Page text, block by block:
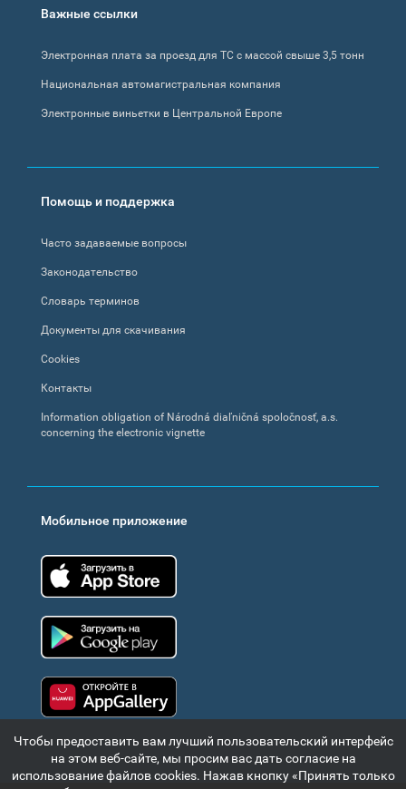
Важные ссылки
Электронная плата за проезд для ТС с массой свыше 3,5 тонн
Национальная автомагистральная компания
Электронные виньетки в Центральной Европе
Помощь и поддержка
Часто задаваемые вопросы
Законодательство
Словарь терминов
Документы для скачивания
Cookies
Контакты
Information obligation of Národná diaľničná spoločnosť, a.s.
concerning the electronic vignette
Мобильное приложение
Чтобы предоставить вам лучший пользовательский интерфейс
на этом веб-сайте, мы просим вас дать согласие на
использование файлов cookies. Нажав кнопку «Принять только